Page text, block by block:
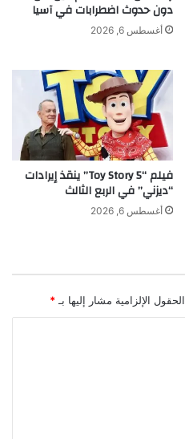
دون حدوث اضطرابات في آسيا
أغسطس 6, 2026
فيلم “Toy Story 5” ينقذ إيرادات
“ديزني” في الربع الثالث
أغسطس 6, 2026
الحقول الإلزامية مشار إليها بـ *